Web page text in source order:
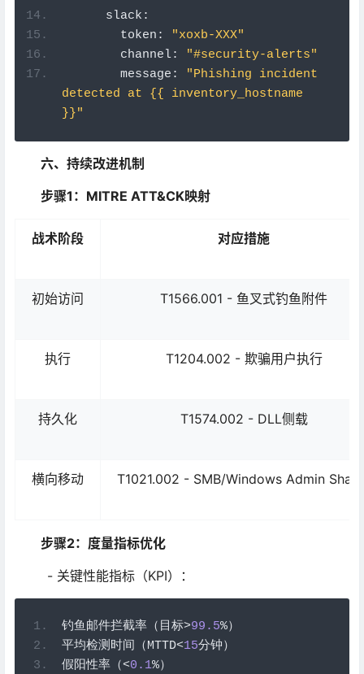
slack :
token :
"xoxb-XXX"
channel:
"#security-alerts"
message :
"Phishing incident
detected at {{ inventory_hostname
}}"
六、持续改进机制
步骤1：MITRE ATT&CK映射
战术阶段 对应措施
初始访问 T1566.001 - 鱼叉式钓鱼附件
执行 T1204.002 - 欺骗用户执行
持久化 T1574.002 - DLL侧载
横向移动 T1021.002 - SMB/Windows Admin
步骤2：度量指标优化
- 关键性能指标（KPI）：
钓鱼邮件拦截率（目标>99.5%）
平均检测时间（MTTD<15分钟）
假阳性率（<0.1%）